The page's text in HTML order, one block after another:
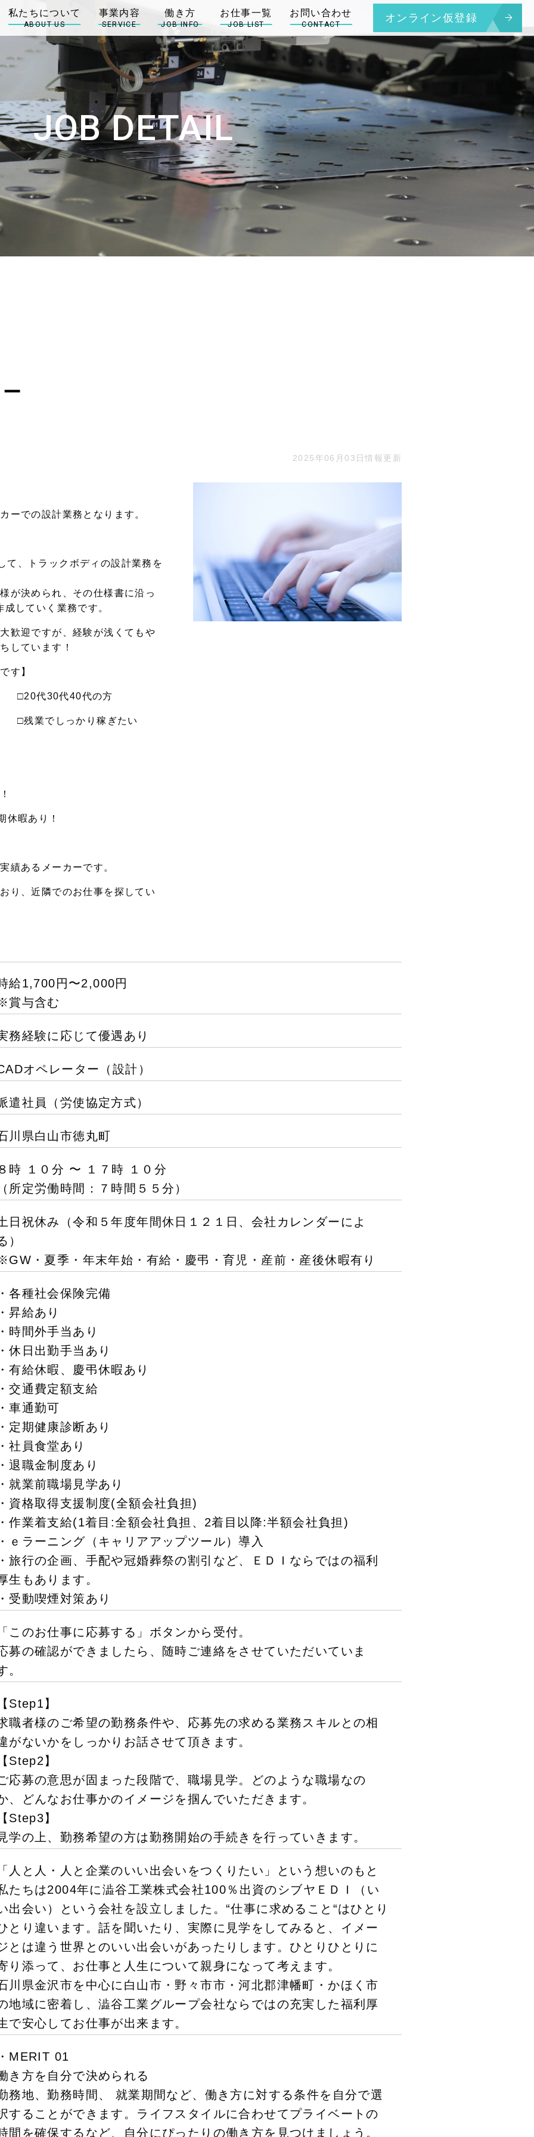
ABOUT US SERVICE JOB INFO JOB LIST CONTACT
オンライン仮登録
JOB DETAIL
2025年06月03日情報更新
ーでの設計業務となります。
、トラックボディの設計業務を
が決められ、その仕様書に沿っ
していく業務です。
歓迎ですが、経験が浅くてもや
しています！
す】
□20代30代40代の方
業でしっかり稼ぎたい
休暇あり！
績あるメーカーです。
り、近隣でのお仕事を探してい
給1,700円〜2,000円
賞与含む
務経験に応じて優遇あり
オペレーター（設計）
遣社員（労使協定方式）
川県白山市徳丸町
時 １０分 〜 １７時 １０分
所定労働時間：７時間５５分）
日祝休み（令和５年度年間休日１２１日、会社カレンダーによ
）
・夏季・年末年始・有給・慶弔・育児・産前・産後休暇有り
各種社会保険完備
昇給あり
時間外手当あり
休日出勤手当あり
有給休暇、慶弔休暇あり
交通費定額支給
車通勤可
定期健康診断あり
社員食堂あり
退職金制度あり
就業前職場見学あり
資格取得支援制度(全額会社負担)
作業着支給(1着目:全額会社負担、2着目以降:半額会社負担)
ｅラーニング（キャリアアップツール）導入
旅行の企画、手配や冠婚葬祭の割引など、ＥＤＩならではの福利
生もあります。
受動喫煙対策あり
このお仕事に応募する」ボタンから受付。
募の確認ができましたら、随時ご連絡をさせていただいていま
。
Step1】
職者様のご希望の勤務条件や、応募先の求める業務スキルとの相
がないかをしっかりお話させて頂きます。
Step2】
応募の意思が固まった段階で、職場見学。どのような職場なの
、どんなお仕事かのイメージを掴んでいただきます。
Step3】
学の上、勤務希望の方は勤務開始の手続きを行っていきます。
人と人・人と企業のいい出会いをつくりたい」という想いのもと
たちは2004年に澁谷工業株式会社100％出資のシブヤＥＤＩ（い
出会い）という会社を設立しました。“仕事に求めること“はひとり
とり違います。話を聞いたり、実際に見学をしてみると、イメー
とは違う世界とのいい出会いがあったりします。ひとりひとりに
り添って、お仕事と人生について親身になって考えます。
川県金沢市を中心に白山市・野々市市・河北郡津幡町・かほく市
地域に密着し、澁谷工業グループ会社ならではの充実した福利厚
で安心してお仕事が出来ます。
MERIT 01
き方を自分で決められる
務地、勤務時間、 就業期間など、働き方に対する条件を自分で選
することができます。ライフスタイルに合わせてプライベートの
間を確保するなど、自分にぴったりの働き方を見つけましょう。